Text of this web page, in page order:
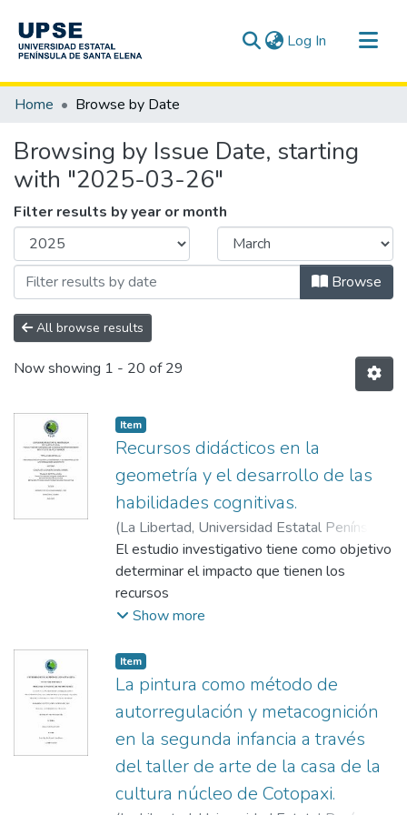
Log In (current)
Communities & Collections
Home Browse by Date
Browsing by Issue Date, starting
with "2025-03-26"
Filter results by year or month
Browse
All browse results
Now showing 1 - 20 of 29
Item
Recursos didácticos en la
geometría y el desarrollo de las
habilidades cognitivas.
(La Libertad, Universidad Estatal Península
de Santa Elena, 2025,2025-03-26)
González Alejandro, Daniela Isabel;Méndez
Reyes, Johan Manuel
El estudio investigativo tiene como objetivo
determinar el impacto que tienen los
recursos
didácticos manipulativos en la enseñanza de
habilidades
cognitivas en estudiantes de cuarto grado
de la Unidad Educativa Liceo Cristiano
Peninsular.
El modelo de la investigación empleada fue
enfoque mixto, utilizando instrumentos
como la
Show more
Item
La pintura como método de
autorregulación y metacognición
en la segunda infancia a través
del taller de arte de la casa de la
cultura núcleo de Cotopaxi.